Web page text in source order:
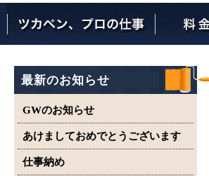
最新のお知らせ
GWのお知らせ
あけましておめでとうございます
仕事納め